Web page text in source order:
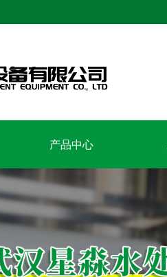
产品中心